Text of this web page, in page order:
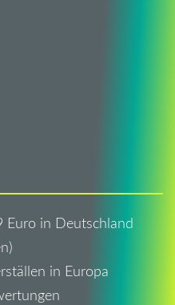
Euro in Deutschland
in Europa